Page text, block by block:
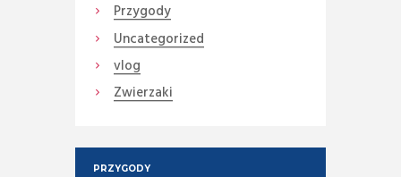
Przygody
Uncategorized
vlog
Zwierzaki
PRZYGODY